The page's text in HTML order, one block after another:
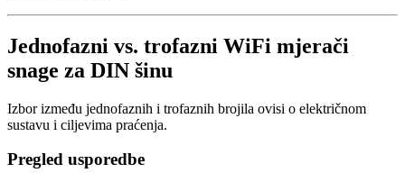
Jednofazni vs. trofazni WiFi mjerači
snage za DIN šinu
Izbor između jednofaznih i trofaznih brojila ovisi o električnom
sustavu i ciljevima praćenja.
Pregled usporedbe